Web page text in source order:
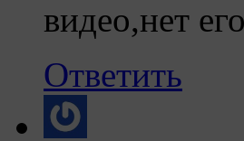
видео,нет
Ответить